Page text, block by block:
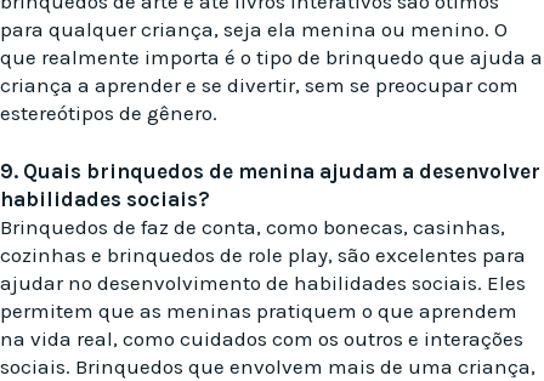
para qualquer criança, seja ela menina ou menino. O
que realmente importa é o tipo de brinquedo que ajuda a
criança a aprender e se divertir, sem se preocupar com
estereótipos de gênero.
9. Quais brinquedos de menina ajudam a desenvolver
habilidades sociais?
Brinquedos de faz de conta, como bonecas, casinhas,
cozinhas e brinquedos de role play, são excelentes para
ajudar no desenvolvimento de habilidades sociais. Eles
permitem que as meninas pratiquem o que aprendem
na vida real, como cuidados com os outros e interações
sociais. Brinquedos que envolvem mais de uma criança,